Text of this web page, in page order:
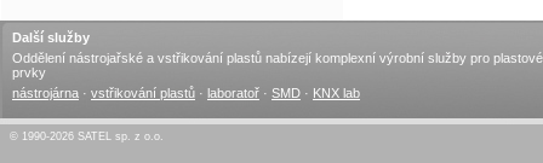
Další služby
Oddělení nástrojařské a vstřikování plastů nabízejí komplexní výrobní služby pro plastové
prvky
nástrojárna · vstřikování plastů · laboratoř · SMD · KNX lab
© 1990-2026 SATEL sp. z o.o.